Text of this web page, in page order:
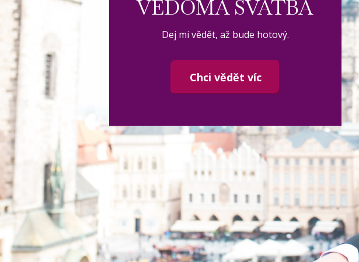
VĚDOMÁ SVATBA
Dej mi vědět, až bude hotový.
Chci vědět víc